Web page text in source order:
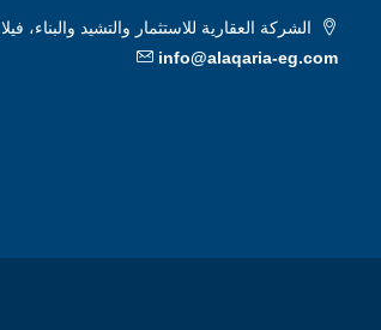
الشركة العقارية للاستثمار والتشيد والبناء، فيلا ٦٥، المحور المركزي، قسم أول 6 أكتوبر، الجيزة 12563
info@alaqaria-eg.com